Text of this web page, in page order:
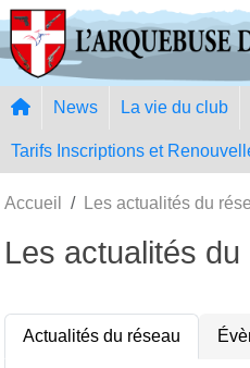
News La vie du club
Tarifs Inscriptions et
Accueil Les actualités du
Les actualités du
Actualités du réseau
Panneau de gestion des